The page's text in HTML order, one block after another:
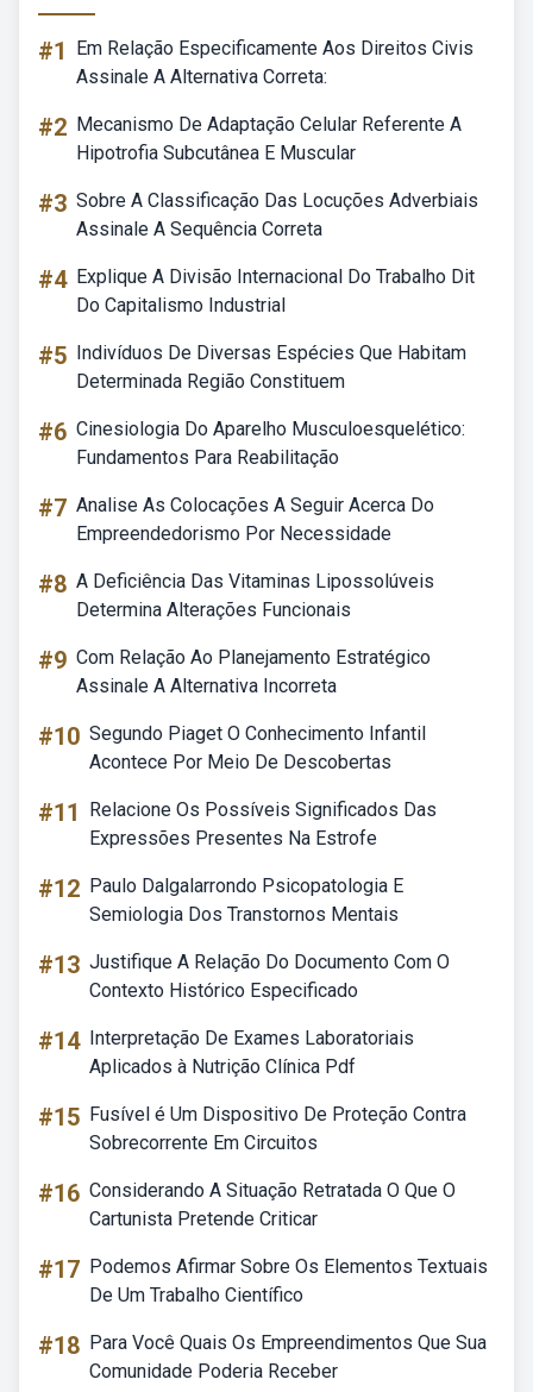
#1
Em Relação Especificamente Aos Direitos Civis
Assinale A Alternativa Correta:
#2 Mecanismo De Adaptação Celular Referente A
Hipotrofia Subcutânea E Muscular
#3 Sobre A Classificação Das Locuções Adverbiais
Assinale A Sequência Correta
#4 Explique A Divisão Internacional Do Trabalho Dit
Do Capitalismo Industrial
#5 Indivíduos De Diversas Espécies Que Habitam
Determinada Região Constituem
#6 Cinesiologia Do Aparelho Musculoesquelético:
Fundamentos Para Reabilitação
#7 Analise As Colocações A Seguir Acerca Do
Empreendedorismo Por Necessidade
#8 A Deficiência Das Vitaminas Lipossolúveis
Determina Alterações Funcionais
#9 Com Relação Ao Planejamento Estratégico
Assinale A Alternativa Incorreta
#10 Segundo Piaget O Conhecimento Infantil
Acontece Por Meio De Descobertas
#11
Relacione Os Possíveis Significados Das
Expressões Presentes Na Estrofe
#12 Paulo Dalgalarrondo Psicopatologia E
Semiologia Dos Transtornos Mentais
#13 Justifique A Relação Do Documento Com O
Contexto Histórico Especificado
#14 Interpretação De Exames Laboratoriais
Aplicados à Nutrição Clínica Pdf
#15 Fusível é Um Dispositivo De Proteção Contra
Sobrecorrente Em Circuitos
#16 Considerando A Situação Retratada O Que O
Cartunista Pretende Criticar
#17 Podemos Afirmar Sobre Os Elementos Textuais
De Um Trabalho Científico
#18 Para Você Quais Os Empreendimentos Que Sua
Comunidade Poderia Receber